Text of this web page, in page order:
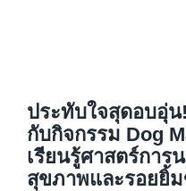
ประทับใจสุดอบอุ่น
กับกิจกรรม Dog
เรียนรู้ศาสตร์การ
สุขภาพและรอยยิ้